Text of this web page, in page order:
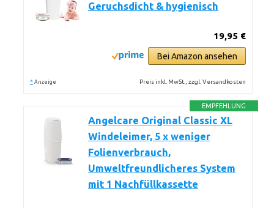
Geruchsdicht & hygienisch
19,95 €
Bei Amazon ansehen
* Anzeige Preis inkl. MwSt., zzgl. Versandkosten
EMPFEHLUNG
Angelcare Original Classic XL
Windeleimer, 5 x weniger
Folienverbrauch,
Umweltfreundlicheres System
mit 1 Nachfüllkassette